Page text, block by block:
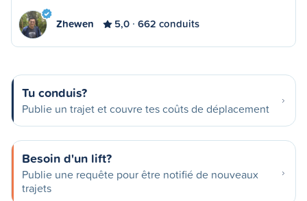
Zhewen 5,0 662 conduits
Tu conduis?
Publie un trajet et couvre tes coûts de déplacement
Besoin d'un lift?
Publie une requête pour être notifié de nouveaux
trajets